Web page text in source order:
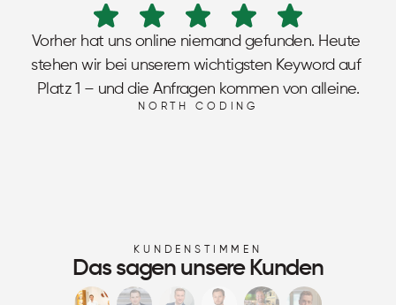
Vorher hat uns online niemand gefunden. Heute
stehen wir bei unserem wichtigsten Keyword auf
Platz 1 – und die Anfragen kommen von alleine.
NORTH CODING
KUNDENSTIMMEN
Das sagen unsere Kunden